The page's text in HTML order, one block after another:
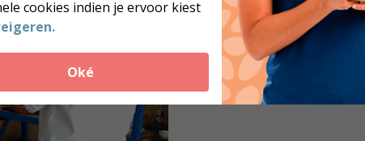
cookies indien je ervoor kiest
Oké